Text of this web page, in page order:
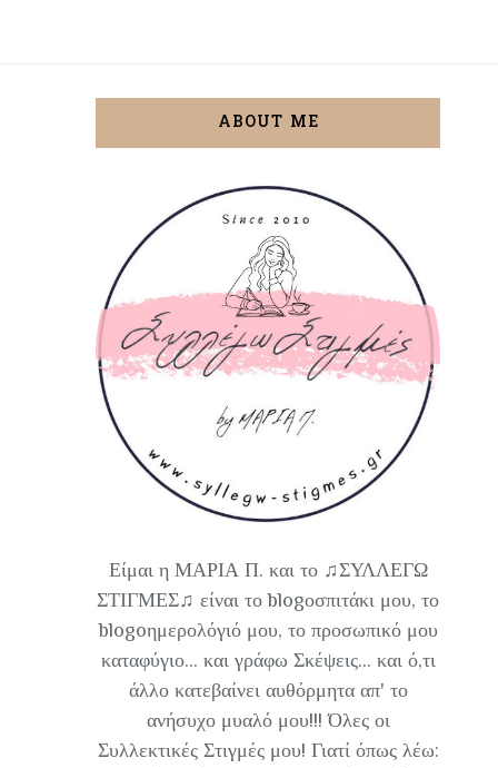
ABOUT ME
Είμαι η ΜΑΡΙΑ Π. και το ♫ΣΥΛΛΕΓΩ
ΣΤΙΓΜΕΣ♫ είναι το blogοσπιτάκι μου, το
blogoημερολόγιό μου, το προσωπικό μου
καταφύγιο... και γράφω Σκέψεις... και ό,τι
άλλο κατεβαίνει αυθόρμητα απ' το
ανήσυχο μυαλό μου!!! Όλες οι
Συλλεκτικές Στιγμές μου! Γιατί όπως λέω: